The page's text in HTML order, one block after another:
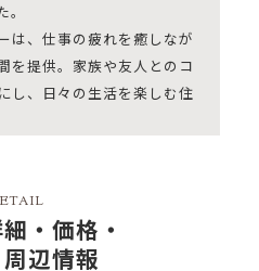
は、仕事の疲れを癒しなが
を提供。家族や友人とのコ
し、日々の生活を楽しむ住
・価格・
辺情報